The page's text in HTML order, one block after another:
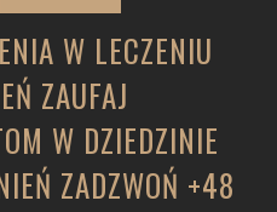
W LECZENIU
ZAUFAJ
W DZIEDZINIE
ZADZWOŃ +48